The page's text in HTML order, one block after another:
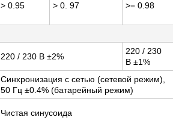
> 0.95 > 0. 97 >= 0.98
220 / 230 В ±2%
220 / 230
В ±1%
Синхронизация с сетью (сетевой режим),
50 Гц ±0.4% (батарейный режим)
Чистая синусоида